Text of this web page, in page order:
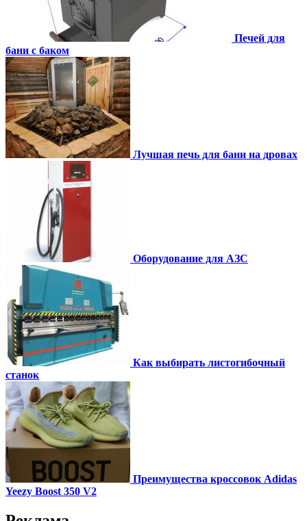
Печей для
бани с баком
Лучшая печь для бани на дровах
Оборудование для АЗС
Как выбирать листогибочный
станок
Преимущества кроссовок Adidas
Yeezy Boost 350 V2